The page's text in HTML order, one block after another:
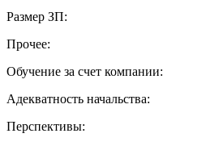
Размер ЗП:
Прочее:
Обучение за счет компании:
Адекватность начальства:
Перспективы: